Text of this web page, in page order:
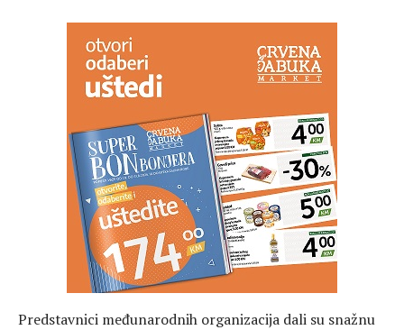
Predstavnici međunarodnih organizacija dali su snažnu